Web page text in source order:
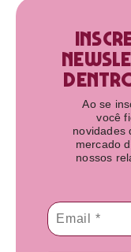
Ao se
você
novidades
mercado
nossos